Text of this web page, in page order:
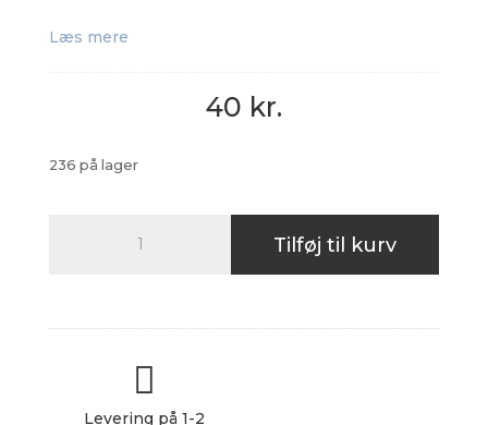
Læs mere
40 kr.
236 på lager
30x30
Tilføj til kurv

Levering på 1-2